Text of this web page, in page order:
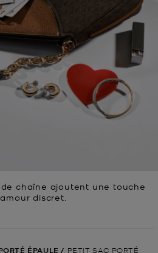
chaîne ajoutent une touche
discret.
ÉPAULE / PETIT SAC PORTÉ